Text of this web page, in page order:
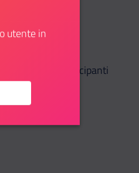
offerta ai partecipanti
utente in